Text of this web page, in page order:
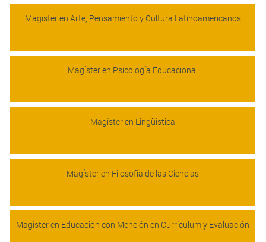
Magíster en Arte, Pensamiento y Cultura Latinoamericanos
Magíster en Psicología Educacional
Magíster en Lingüística
Magíster en Filosofía de las Ciencias
Magíster en Educación con Mención en Currículum y Evaluación